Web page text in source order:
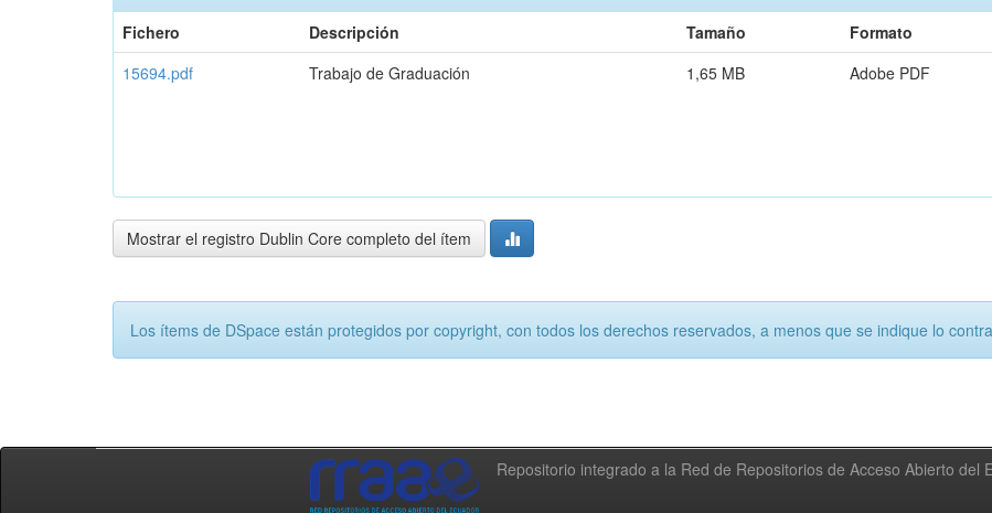
Fichero
Descripción Tamaño
Formato
15694.pdf
Trabajo de Graduación 1,65 MB Adobe PDF
Mostrar el registro Dublin Core completo del ítem
Los ítems de DSpace están protegidos por copyright, con todos los derechos reservados, a menos que se indique lo
Repositorio integrado a la Red de Repositorios de Acceso Abierto del